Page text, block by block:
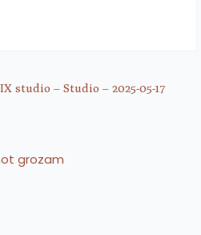
studio – Studio – 2025-05-17
grozam